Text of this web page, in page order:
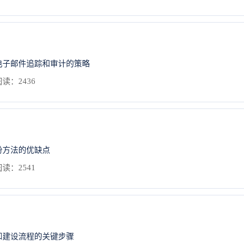
邮件追踪和审计的策略
读：2436
方法的优缺点
读：2541
设流程的关键步骤